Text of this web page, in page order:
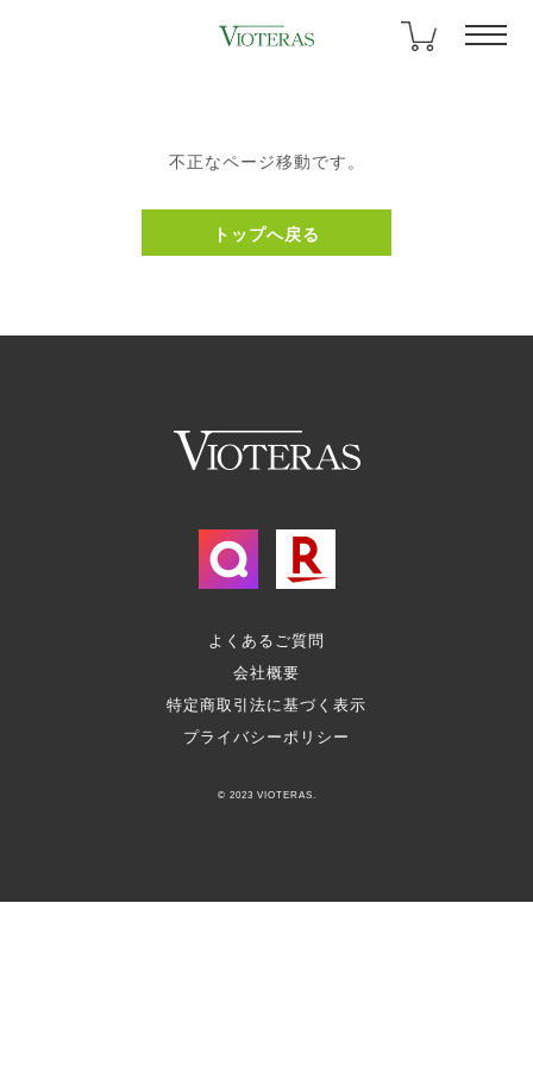
不正なページ移動です。
トップへ戻る
よくあるご質問
会社概要
特定商取引法に基づく表示
プライバシーポリシー
© 2023 VIOTERAS.